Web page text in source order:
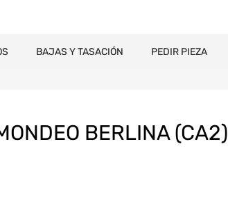
BAJAS Y TASACIÓN PEDIR PIEZA
BERLINA (CA2)